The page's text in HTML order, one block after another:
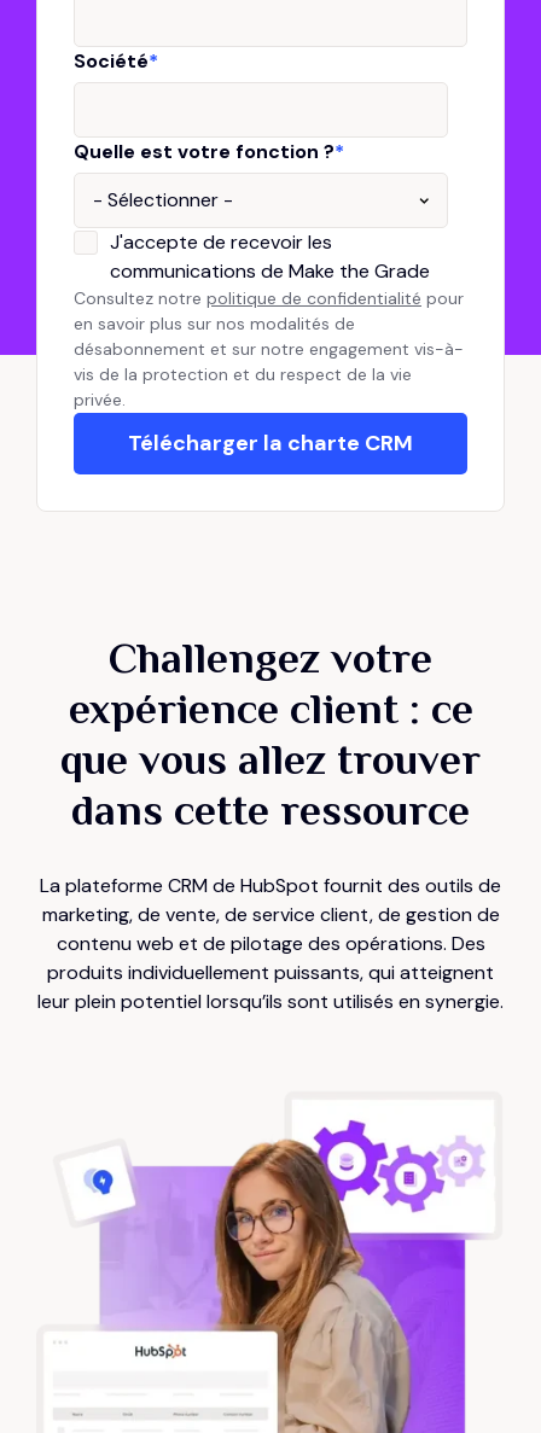
Société*
Quelle est votre fonction ?*
J'accepte de recevoir les
communications de Make the Grade
Consultez notre politique de confidentialité pour
en savoir plus sur nos modalités de
désabonnement et sur notre engagement vis-à-
vis de la protection et du respect de la vie
privée.
Challengez votre
expérience client : ce
que vous allez trouver
dans cette ressource
La plateforme CRM de HubSpot fournit des outils de
marketing, de vente, de service client, de gestion de
contenu web et de pilotage des opérations. Des
produits individuellement puissants, qui atteignent
leur plein potentiel lorsqu’ils sont utilisés en synergie.
0
1